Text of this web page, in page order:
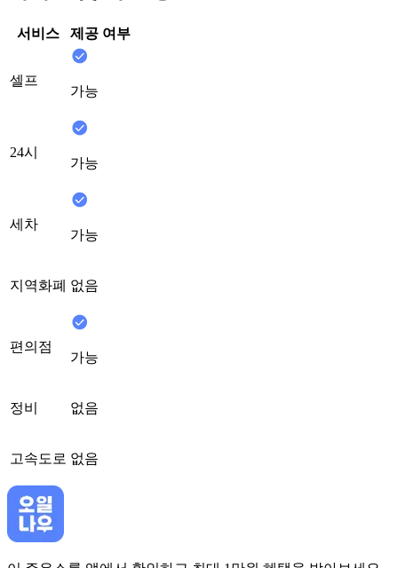
서비스 제공 여부
셀프
가능
24시
가능
세차
가능
지역화폐 없음
편의점
가능
정비 없음
고속도로 없음